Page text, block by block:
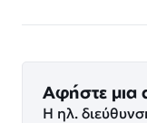
Αφήστε μια
Η ηλ.